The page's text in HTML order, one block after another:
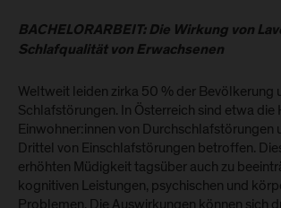
BACHELORARBEIT: Die Wirkung von
Schlafqualität von Erwachsenen
Weltweit leiden zirka 50 % der Bevölkerung
Schlafstörungen. In Österreich sind etwa die
Einwohner:innen von Durchschlafstörungen
Drittel von Einschlafstörungen betroffen.
erhöhten Müdigkeit tagsüber auch zu
kognitiven Leistungen, psychischen und